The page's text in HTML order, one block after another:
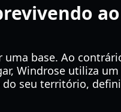
base. Ao
Windrose utiliza
seu território,